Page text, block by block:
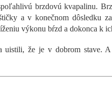
brzdovú kvapalinu.
a v konečnom dôsledku
výkonu bŕzd a dokonca k
že je v dobrom stave.